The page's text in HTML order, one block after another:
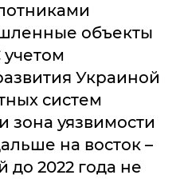
объекты
учетом
Украиной
систем
зона уязвимости
на восток –
до 2022 года не